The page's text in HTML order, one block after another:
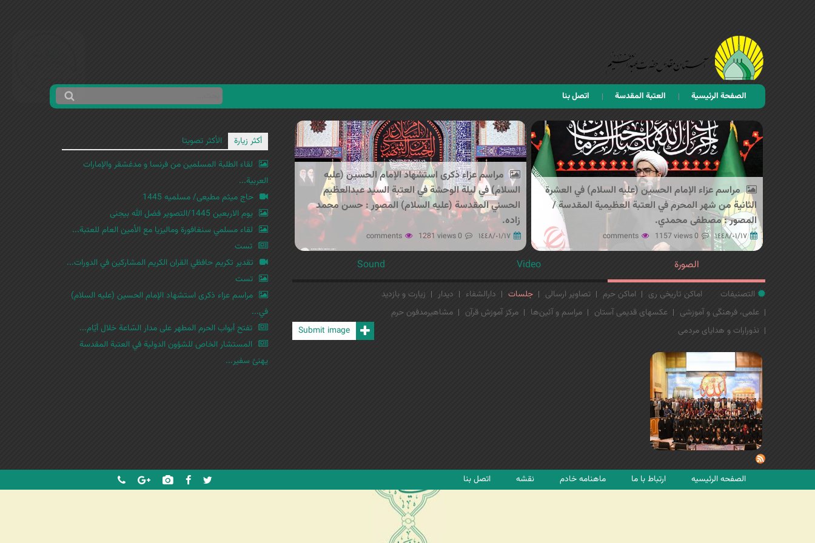
الصفحة الرئيسية العتبة المقدسة اتصل بنا
ا
ت
ا
ة
ا
ل
ح
ب
ث
مراسم عزاء الإمام الحسين (عليه السلام) في العشرة
الثانية من شهر المحرم في العتبة العظیمیة المقدسة /
المصور : مصطفى محمدي.
١٤٤٨/٠١/١٧ 0 comments
1157 views
مراسم عزاء ذكرى استشهاد الإمام الحسين (عليه
السلام) في ليلة الوحشة في العتبة السيد عبدالعظيم
الحسني المقدسة (عليه السلام) المصور : حسن محمد
زاده.
١٤٤٨/٠١/١٧ 0 comments
1281 views
الصورة Video
Sound
التصنيفات اماکن تاریخی ری اماکن حرم تصاویر ارسالی جلسات دارالشفاء دیدار
زیارت و بازدید
علمی، فرهنگی و آموزشی
عکسهای قدیمی آستان مراسم و آئین‌ها مرکز آموزش قرآن
مشاهیرمدفون حرم
نذورارات و هدایای مردمی
Submit image
أكثر زيارة
الأكثر تصويتا
لقاء الطلبة المسلمين من فرنسا و مدغشقر والإمارات
العربية...
حاج میثم مطیعی/ مسلمیه 1445
یوم الاربعین 1445/التصویر فضل الله بیجنی
لقاء مسلمي سنغافورة وماليزيا مع الأمين العام للعتبة...
تست
تقدير تكريم حافظي القران الكريم المشاركين في الدورات...
تست
مراسم عزاء ذكرى استشهاد الإمام الحسين (عليه السلام)
في...
تفتح أبواب الحرم المطهر على مدار السّاعة خلال أيّام...
المستشار الخاص للشؤون الدولية في العتبة المقدسة
يهنئ سفير...
الصفحه الرئیسیه ارتباط با ما ماهنامه خادم نقشه اتصل بنا